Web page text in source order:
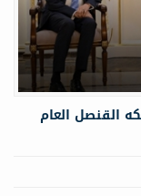
القنصل العام